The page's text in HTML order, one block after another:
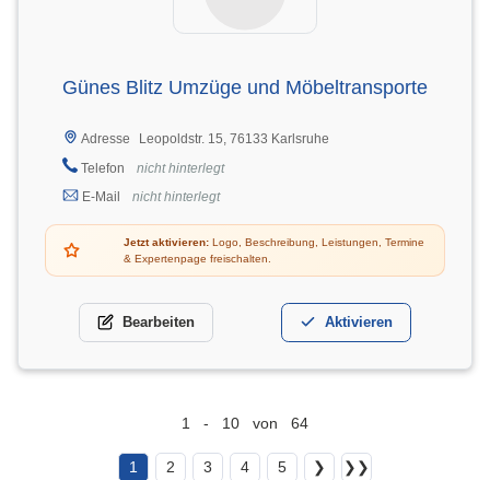
Günes Blitz Umzüge und Möbeltransporte
Adresse
Leopoldstr. 15, 76133 Karlsruhe
Telefon
nicht hinterlegt
E-Mail
nicht hinterlegt
Jetzt aktivieren: Logo, Beschreibung, Leistungen, Termine
& Expertenpage freischalten.
Bearbeiten Aktivieren
1 - 10 von 64
1 2 3 4 5 ❯ ❯❯